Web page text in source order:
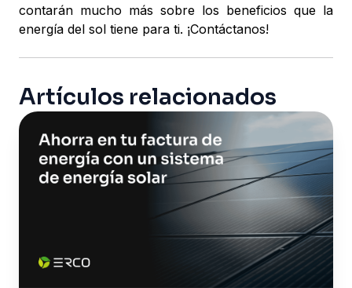
contarán mucho más sobre los beneficios que la
energía del sol tiene para ti. ¡Contáctanos!
Artículos relacionados